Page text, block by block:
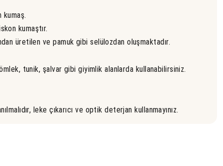
kumaştır.
üretilen ve pamuk gibi selülozdan oluşmaktadır.
tunik, şalvar gibi giyimlik alanlarda kullanabilirsiniz.
leke çıkarıcı ve optik deterjan kullanmayınız.